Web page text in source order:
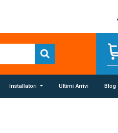
Installatori Ultimi Arrivi Blog